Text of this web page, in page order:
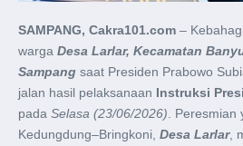
SAMPANG, Cakra101.com –
warga Desa Larlar, Kecamatan
Sampang saat Presiden Prabowo
jalan hasil pelaksanaan Instruksi
pada Selasa (23/06/2026) .
Kedungdung–Bringkoni, Desa Larlar,